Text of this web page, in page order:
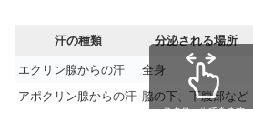
汗の種類 分泌される場所
エクリン腺からの汗 全身
アポクリン腺からの汗 脇の下、下腹部など
スクロールできます